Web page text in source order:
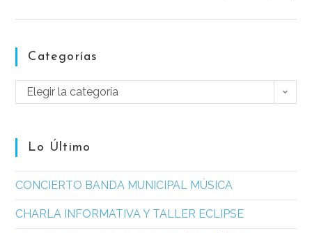
Categorías
Elegir la categoría
Lo Último
CONCIERTO BANDA MUNICIPAL MÚSICA
CHARLA INFORMATIVA Y TALLER ECLIPSE